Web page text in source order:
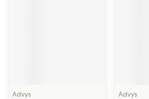
Advys
Advys